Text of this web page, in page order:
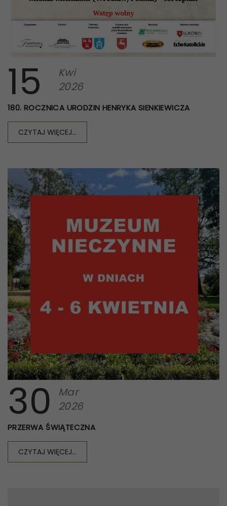
15
Kwi
2026
180. ROCZNICA URODZIN HENRYKA SIENKIEWICZA
CZYTAJ WIĘCEJ...
30
Mar
2026
PRZERWA ŚWIĄTECZNA
CZYTAJ WIĘCEJ...